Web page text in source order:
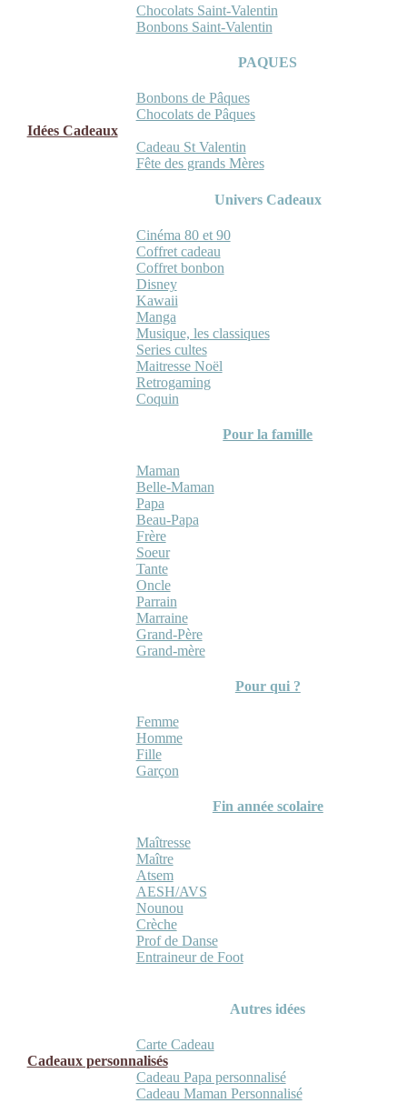
Chocolats Saint-Valentin
Bonbons Saint-Valentin
PAQUES
Bonbons de Pâques
Chocolats de Pâques
Idées Cadeaux
Cadeau St Valentin
Fête des grands Mères
Univers Cadeaux
Cinéma 80 et 90
Coffret cadeau
Coffret bonbon
Disney
Kawaii
Manga
Musique, les classiques
Series cultes
Maitresse Noël
Retrogaming
Coquin
Pour la famille
Maman
Belle-Maman
Papa
Beau-Papa
Frère
Soeur
Tante
Oncle
Parrain
Marraine
Grand-Père
Grand-mère
Pour qui ?
Femme
Homme
Fille
Garçon
Fin année scolaire
Maîtresse
Maître
Atsem
AESH/AVS
Nounou
Crèche
Prof de Danse
Entraineur de Foot
Autres idées
Carte Cadeau
Cadeaux personnalisés
Cadeau Papa personnalisé
Cadeau Maman Personnalisé